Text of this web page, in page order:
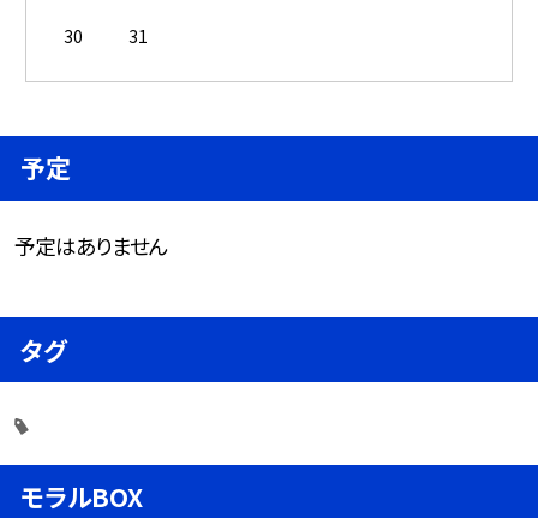
30
31
予定
予定はありません
タグ
モラルBOX